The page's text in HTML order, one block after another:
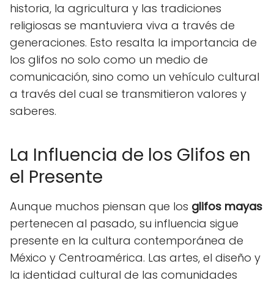
historia, la agricultura y las tradiciones
religiosas se mantuviera viva a través de
generaciones. Esto resalta la importancia de
los glifos no solo como un medio de
comunicación, sino como un vehículo cultural
a través del cual se transmitieron valores y
saberes.
La Influencia de los Glifos en
el Presente
Aunque muchos piensan que los glifos mayas
pertenecen al pasado, su influencia sigue
presente en la cultura contemporánea de
México y Centroamérica. Las artes, el diseño y
la identidad cultural de las comunidades